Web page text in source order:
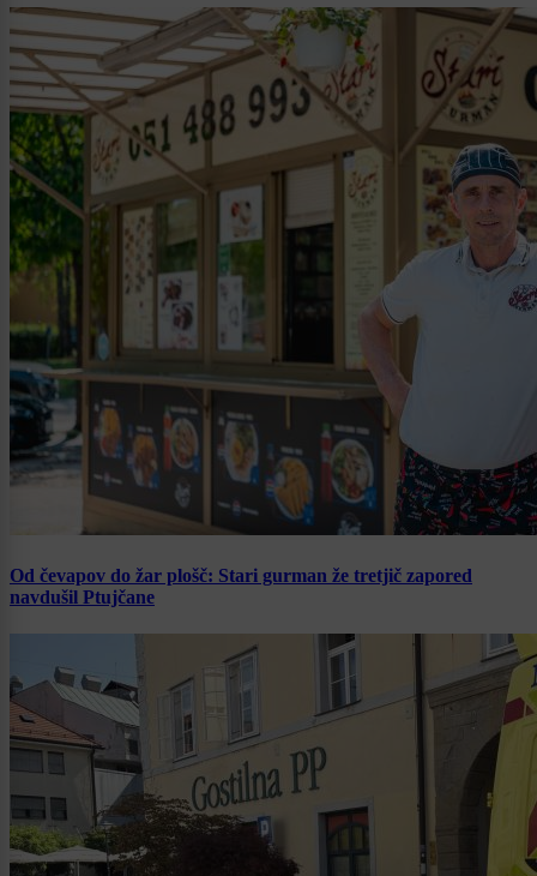
Od čevapov do žar plošč: Stari gurman že tretjič zapored
navdušil Ptujčane